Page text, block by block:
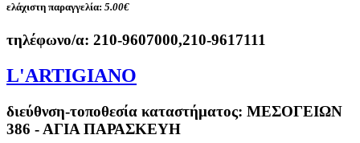
ελάχιστη παραγγελία: 5.00€
τηλέφωνο/α: 210-9607000,210-9617111
L'ARTIGIANO
διεύθνση-τοποθεσία καταστήματος: ΜΕΣΟΓΕΙΩΝ
386 - ΑΓΙΑ ΠΑΡΑΣΚΕΥΗ